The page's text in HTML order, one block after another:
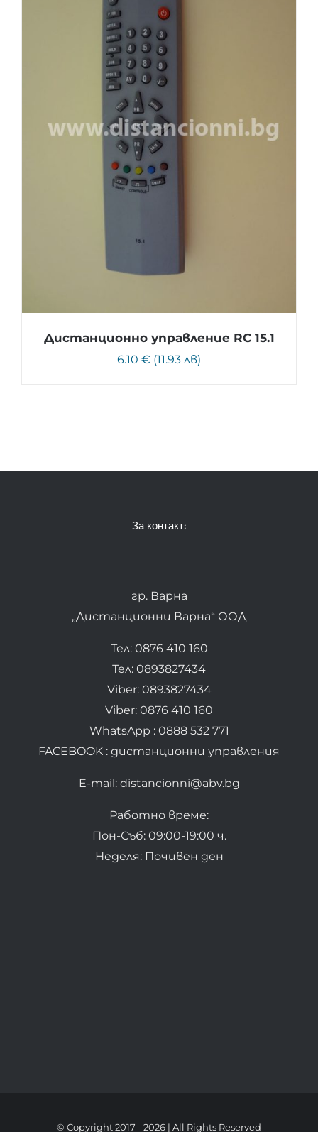
Дистанционно управление RC 15.1
6.10 € (11.93 лв)
За контакт:
гр. Варна
„Дистанционни Варна“ ООД
Тел: 0876 410 160
Тел: 0893827434
Viber: 0893827434
Viber: 0876 410 160
WhatsApp : 0888 532 771
FACEBOOK : дистанционни управления
E-mail: distancionni@abv.bg
Работно време:
Пон-Съб: 09:00-19:00 ч.
Неделя: Почивен ден
© Copyright 2017 -2026 | All Rights Reserved